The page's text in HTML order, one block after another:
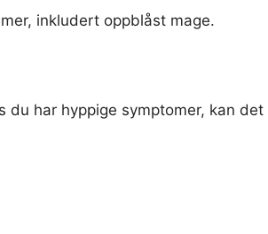
inkludert oppblåst mage.
du har hyppige symptomer, kan det